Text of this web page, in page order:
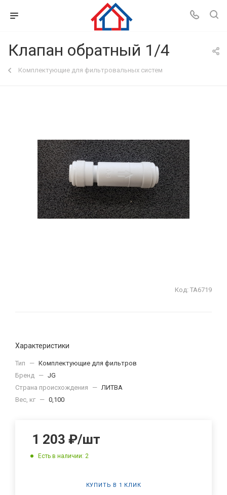
Клапан обратный 1/4
Комплектующие для фильтровальных систем
Код: ТА6719
Характеристики
Тип — Комплектующие для фильтров
Бренд — JG
Страна происхождения
— ЛИТВА
Вес, кг — 0,100
1 203 ₽/шт
Есть в наличии: 2
КУПИТЬ В 1 КЛИК